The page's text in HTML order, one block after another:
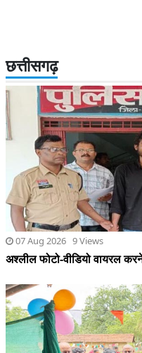
छत्तीसगढ़
07 Aug 2026 9 Views
अश्लील फोटो-वीडियो वायरल